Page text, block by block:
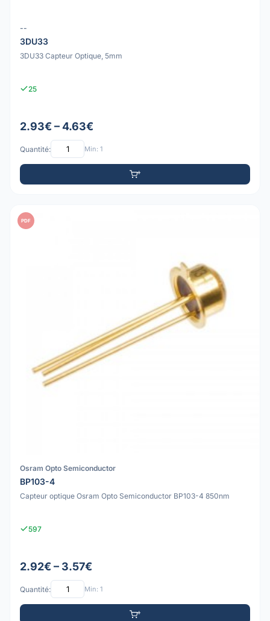
--
3DU33
3DU33 Capteur Optique, 5mm
25
2.93€ – 4.63€
Quantité: Min: 1
PDF
Osram Opto Semiconductor
BP103-4
Capteur optique Osram Opto Semiconductor BP103-4 850nm
597
2.92€ – 3.57€
Quantité: Min: 1